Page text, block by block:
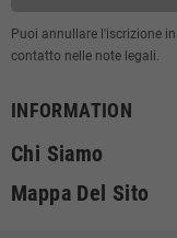
Puoi annullare l'iscrizione
contatto nelle note legali.
INFORMATION
Chi Siamo
Mappa Del Sito